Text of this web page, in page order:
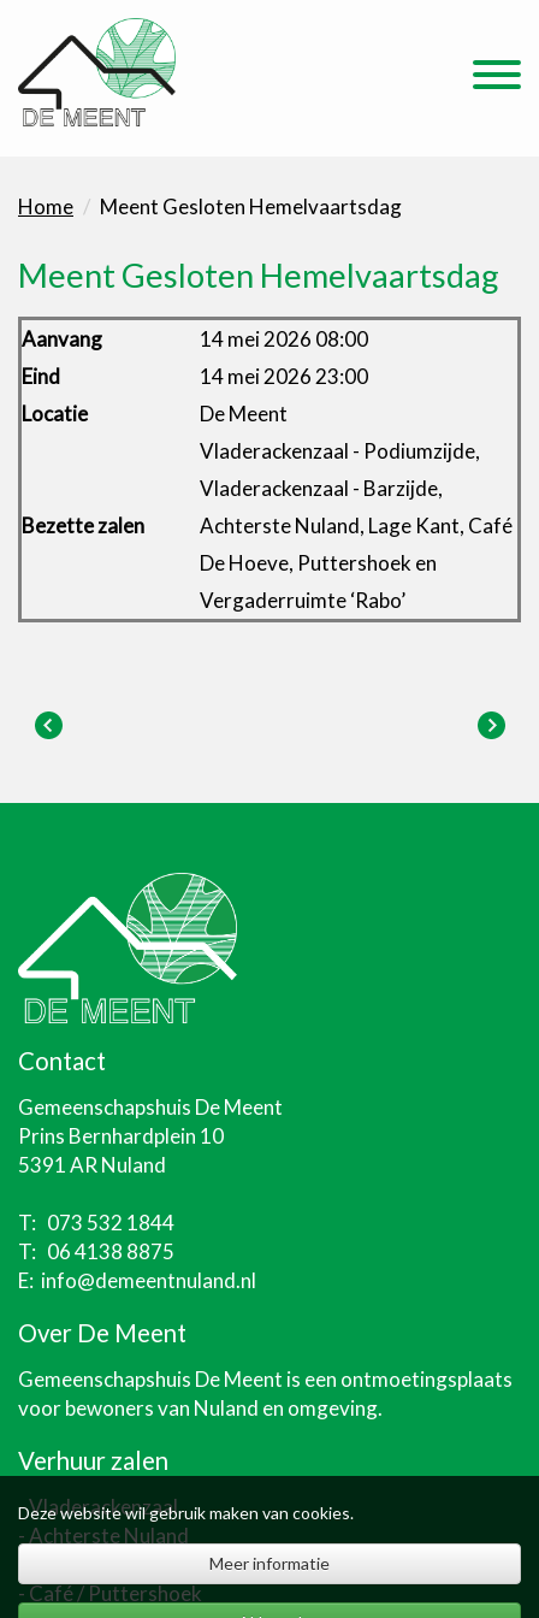
Home Meent Gesloten Hemelvaartsdag
Meent Gesloten Hemelvaartsdag
Aanvang
14 mei 2026 08:00
Eind
14 mei 2026 23:00
Locatie
De Meent
Bezette zalen
Vladerackenzaal - Podiumzijde,
Vladerackenzaal - Barzijde,
Achterste Nuland, Lage Kant, Café
De Hoeve, Puttershoek en
Vergaderruimte ‘Rabo’
Contact
Gemeenschapshuis De Meent
Prins Bernhardplein 10
5391 AR Nuland
T: 073 532 1844
T: 06 4138 8875
E: info@demeentnuland.nl
Over De Meent
Gemeenschapshuis De Meent is een ontmoetingsplaats
voor bewoners van Nuland en omgeving.
Verhuur zalen
-Vladerackenzaal
- Achterste Nuland
- Café / Puttershoek
Deze website wil gebruik maken van cookies.
Meer informatie
▲ Terug naar boven